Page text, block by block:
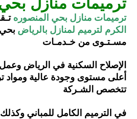
ترميمات منازل بحي المنصوره
الكرم لترميم لمنازل بالرياض
مسـتـوى من خـدمـات
الإصلاح السكنيةفي الرياض
أعلى مستوى وجودة عالية ومواد
تتخصص الشـركة
في الترميم الكامل للمباني